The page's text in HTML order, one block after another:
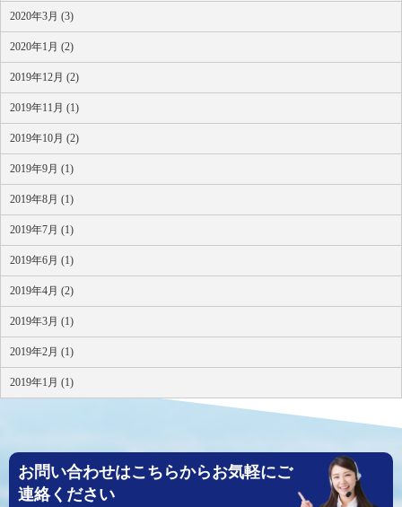
2020年3月 (3)
2020年1月 (2)
2019年12月 (2)
2019年11月 (1)
2019年10月 (2)
2019年9月 (1)
2019年8月 (1)
2019年7月 (1)
2019年6月 (1)
2019年4月 (2)
2019年3月 (1)
2019年2月 (1)
2019年1月 (1)
お問い合わせはこちらからお気軽にご
連絡ください